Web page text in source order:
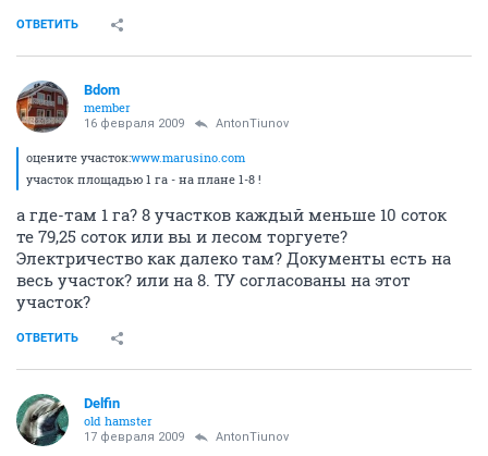
ОТВЕТИТЬ
Bdom
member
16 февраля 2009 AntonTiunov
оцените участок:www.marusino.com
участок площадью 1 га - на плане 1-8 !
а где-там 1 га? 8 участков каждый меньше 10 соток
те 79,25 соток или вы и лесом торгуете?
Электричество как далеко там? Документы есть на
весь участок? или на 8. ТУ согласованы на этот
участок?
ОТВЕТИТЬ
Delfin
old hamster
17 февраля 2009 AntonTiunov